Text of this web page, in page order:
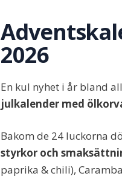
2026
En kul nyhet i år bland
julkalender med
Bakom de 24 luckorna
styrkor och
paprika & chili),